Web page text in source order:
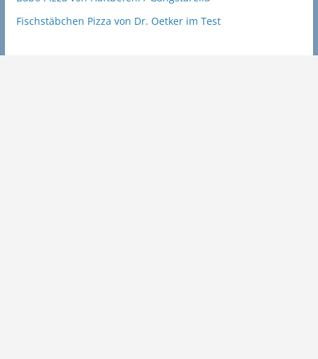
Fischstäbchen Pizza von Dr. Oetker im Test